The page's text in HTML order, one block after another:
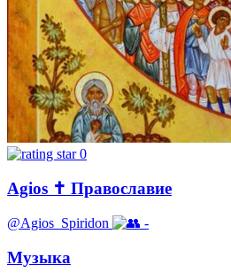
0
Agios ✝️ Православие
@Agios_Spiridon -
Музыка